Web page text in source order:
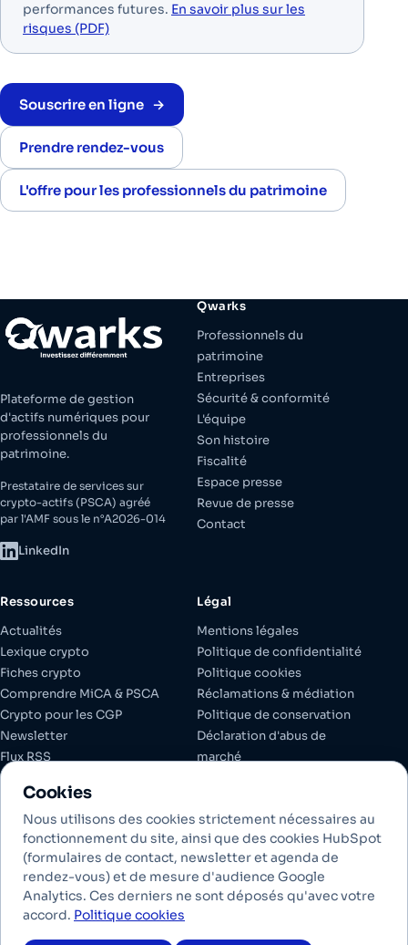
performances futures. En savoir plus sur les
risques (PDF)
Souscrire en ligne
Prendre rendez-vous
L'offre pour les professionnels du patrimoine
Plateforme de gestion
d'actifs numériques pour
professionnels du
patrimoine.
Prestataire de services sur
crypto-actifs (PSCA) agréé
par l'AMF sous le n°A2026-014
LinkedIn
Qwarks
Professionnels du
patrimoine
Entreprises
Sécurité & conformité
L'équipe
Son histoire
Fiscalité
Espace presse
Revue de presse
Contact
Ressources
Actualités
Lexique crypto
Fiches crypto
Comprendre MiCA & PSCA
Crypto pour les CGP
Newsletter
Flux RSS
Espace client
Légal
Mentions légales
Politique de confidentialité
Politique cookies
Réclamations & médiation
Politique de conservation
Déclaration d'abus de
marché
Investir dans les crypto-actifs comporte des risques de liquidité,
de volatilité et de perte partielle ou totale en capital. Les crypto-
actifs conservés ne bénéficient pas des garanties des dépôts
bancaires. Les performances passées ne préjugent pas des
performances futures.
Cookies
Nous utilisons des cookies strictement nécessaires au
fonctionnement du site, ainsi que des cookies HubSpot
(formulaires de contact, newsletter et agenda de
rendez-vous) et de mesure d'audience Google
Analytics. Ces derniers ne sont déposés qu'avec votre
accord. Politique cookies